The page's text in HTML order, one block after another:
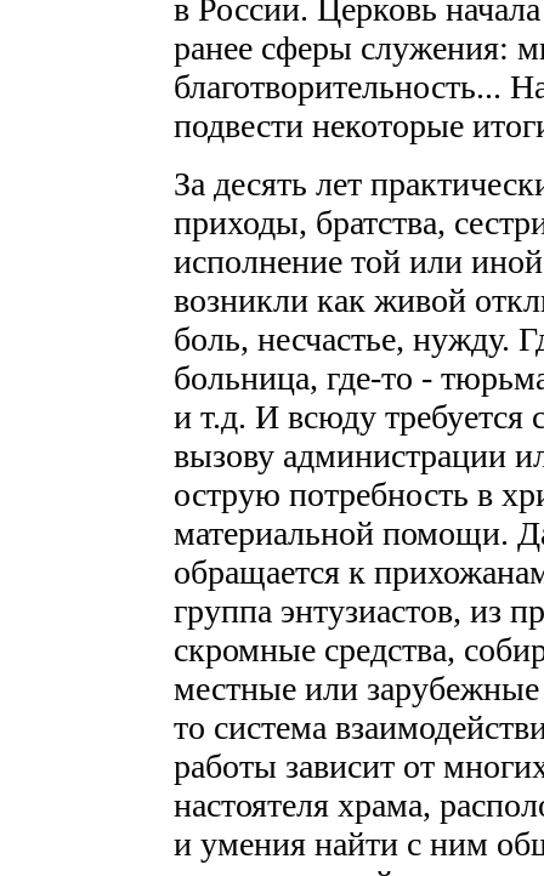
в России. Церковь
ранее сферы служения:
благотворительность...
подвести некоторые
За десять лет
приходы, братства,
исполнение той или
возникли как живой
боль, несчастье, нужду.
больница, где-то -
и т.д. И всюду
вызову администрации
острую потребность в
материальной помощи.
обращается к
группа энтузиастов, из
скромные средства,
местные или
то система
работы зависит от
настоятеля храма,
и умения найти с ним